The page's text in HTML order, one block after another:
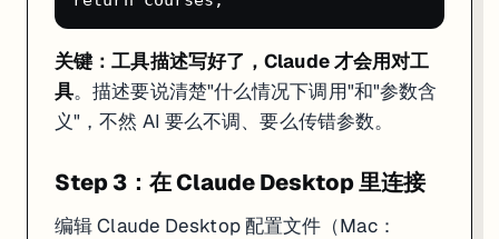
两个方向的对比
n8n 作 MCP 服务端
n8n 作 MCP 客
让 Claude / Cursor 调用 n8n 工作流 让 n8n Agent 使用外部
关键节点 MCP Server Trigger
MCP Client Tool
认证方式 Bearer Token（n8n 生成） 按各 MCP 服务器要求
关键：工具描述写好了，Claude 才会用对工
具。描述要说清楚"什么情况下调用"和"参数含
义"，不然 AI 要么不调、要么传错参数。
Step 3：在 Claude Desktop 里连接
编辑 Claude Desktop 配置文件（Mac：